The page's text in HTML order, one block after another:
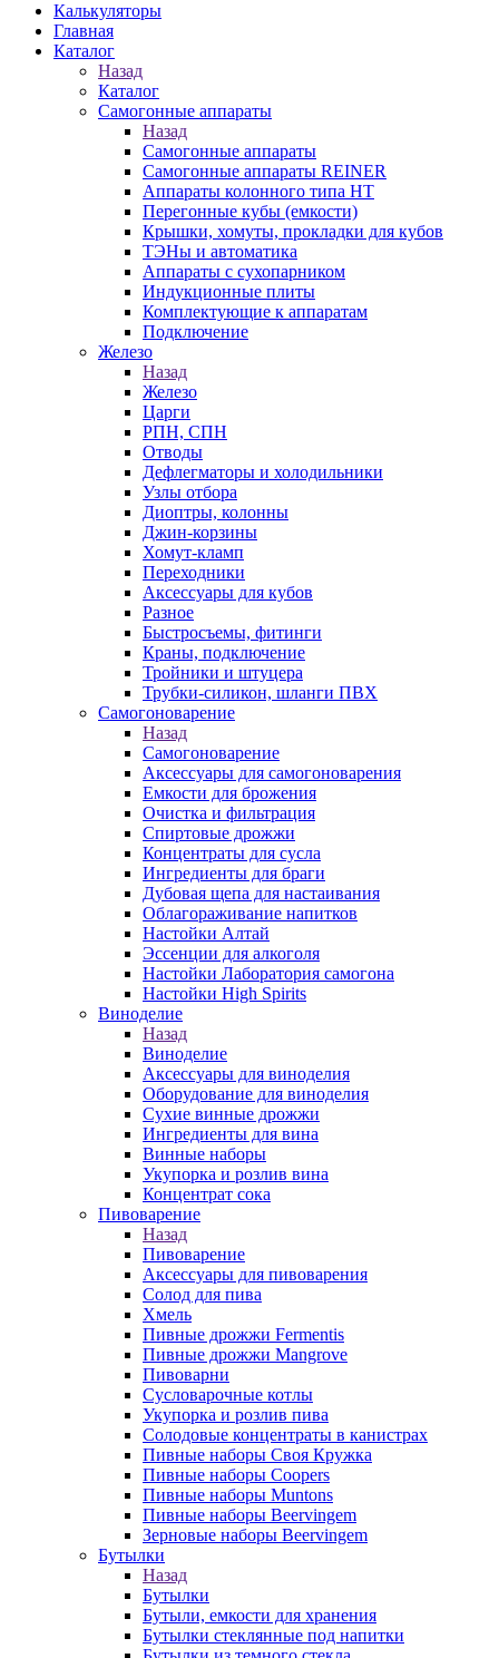
Калькуляторы
Главная
Каталог
Назад
Каталог
Самогонные аппараты
Назад
Самогонные аппараты
Самогонные аппараты REINER
Аппараты колонного типа НТ
Перегонные кубы (емкости)
Крышки, хомуты, прокладки для кубов
ТЭНы и автоматика
Аппараты с сухопарником
Индукционные плиты
Комплектующие к аппаратам
Подключение
Железо
Назад
Железо
Царги
РПН, СПН
Отводы
Дефлегматоры и холодильники
Узлы отбора
Диоптры, колонны
Джин-корзины
Хомут-кламп
Переходники
Аксессуары для кубов
Разное
Быстросъемы, фитинги
Краны, подключение
Тройники и штуцера
Трубки-силикон, шланги ПВХ
Самогоноварение
Назад
Самогоноварение
Аксессуары для самогоноварения
Емкости для брожения
Очистка и фильтрация
Спиртовые дрожжи
Концентраты для сусла
Ингредиенты для браги
Дубовая щепа для настаивания
Облагораживание напитков
Настойки Алтай
Эссенции для алкоголя
Настойки Лаборатория самогона
Настойки High Spirits
Виноделие
Назад
Виноделие
Аксессуары для виноделия
Оборудование для виноделия
Сухие винные дрожжи
Ингредиенты для вина
Винные наборы
Укупорка и розлив вина
Концентрат сока
Пивоварение
Назад
Пивоварение
Аксессуары для пивоварения
Солод для пива
Хмель
Пивные дрожжи Fermentis
Пивные дрожжи Mangrove
Пивоварни
Сусловарочные котлы
Укупорка и розлив пива
Солодовые концентраты в канистрах
Пивные наборы Своя Кружка
Пивные наборы Coopers
Пивные наборы Muntons
Пивные наборы Beervingem
Зерновые наборы Beervingem
Бутылки
Назад
Бутылки
Бутыли, емкости для хранения
Бутылки стеклянные под напитки